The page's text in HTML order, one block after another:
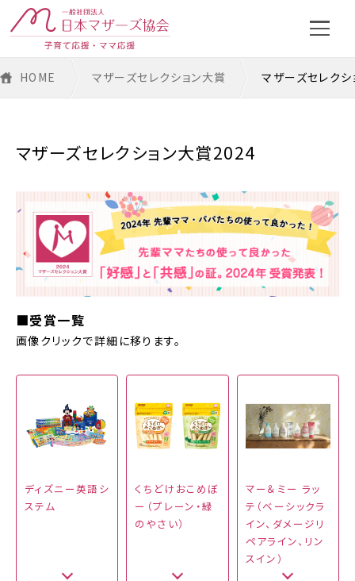
日本マザーズ協会とは
事務局より
推奨認定エントリー制度
mama’s Voice 100
マザーズフェスタ
賞について
ベストマザー賞
マザーズセレクション大賞
投票フォトギャラリー
投票
法人専用お問い合わせ
HOME マザーズセレクション大賞 マザーズセレク
マザーズセレクション大賞2024
■受賞一覧
画像クリックで詳細に移ります。
ディズニー英語シ
ステム
くちどけおこめぼ
ー（プレーン・緑
のやさい）
マー＆ミー ラッ
テ（ベーシックラ
イン、ダメージリ
ペアライン、リン
スイン）